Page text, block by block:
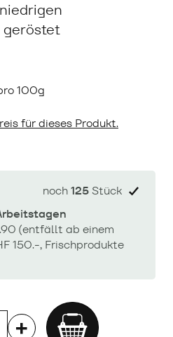
geröstet
100g
für dieses Produkt.
(entfällt ab einem
150.-, Frischprodukte
noch125Stück